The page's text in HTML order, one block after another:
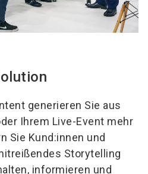
generieren Sie aus
Ihrem Live-Event mehr
Sie Kund:innen und
Storytelling
informieren und